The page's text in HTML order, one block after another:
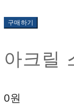
구매하기
아크릴
0원